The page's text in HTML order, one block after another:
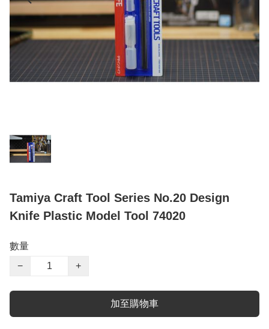
Tamiya Craft Tool Series No.20 Design
Knife Plastic Model Tool 74020
數量
−
+
加至購物車